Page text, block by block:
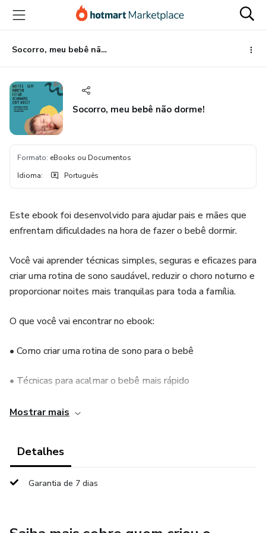
para
conteúdo
principal
para
pagamento
para
rodapé
Socorro, meu bebê não dorme!
Socorro, meu bebê não dorme!
Formato: eBooks ou Documentos
Idioma: Português
Este ebook foi desenvolvido para ajudar pais e mães que
enfrentam dificuldades na hora de fazer o bebê dormir.
Você vai aprender técnicas simples, seguras e eficazes para
criar uma rotina de sono saudável, reduzir o choro noturno e
proporcionar noites mais tranquilas para toda a família.
O que você vai encontrar no ebook:
• Como criar uma rotina de sono para o bebê
• Técnicas para acalmar o bebê mais rápido
• Como evitar despertares noturnos frequentes
• Estratégias que funcionam desde os primeiros meses
Mostrar mais
Detalhes
Garantia de 7 dias